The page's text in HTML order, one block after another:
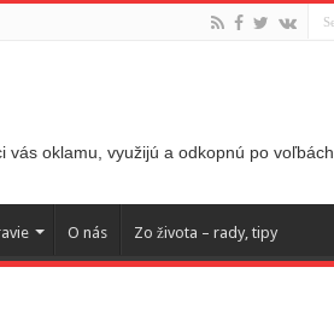
oklamu, využijú a odkopnú po voľbách.
O nás Zo života – rady, tipy